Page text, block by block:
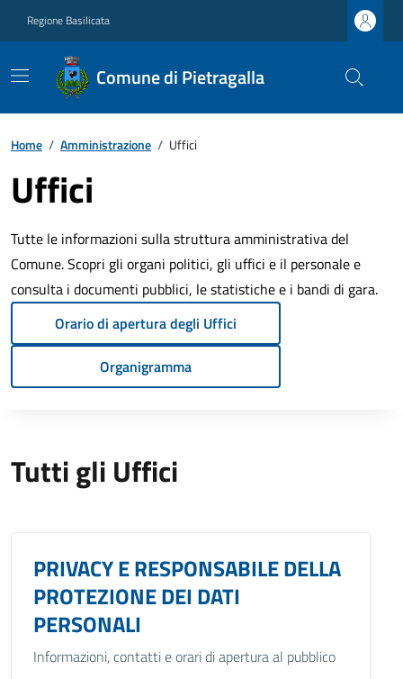
Regione Basilicata
Comune di Pietragalla
Home / Amministrazione / Uffici
Uffici
Tutte le informazioni sulla struttura amministrativa del
Comune. Scopri gli organi politici, gli uffici e il personale e
consulta i documenti pubblici, le statistiche e i bandi di gara.
Orario di apertura degli Uffici
Organigramma
Tutti gli Uffici
PRIVACY E RESPONSABILE DELLA
PROTEZIONE DEI DATI
PERSONALI
Informazioni, contatti e orari di apertura al pubblico